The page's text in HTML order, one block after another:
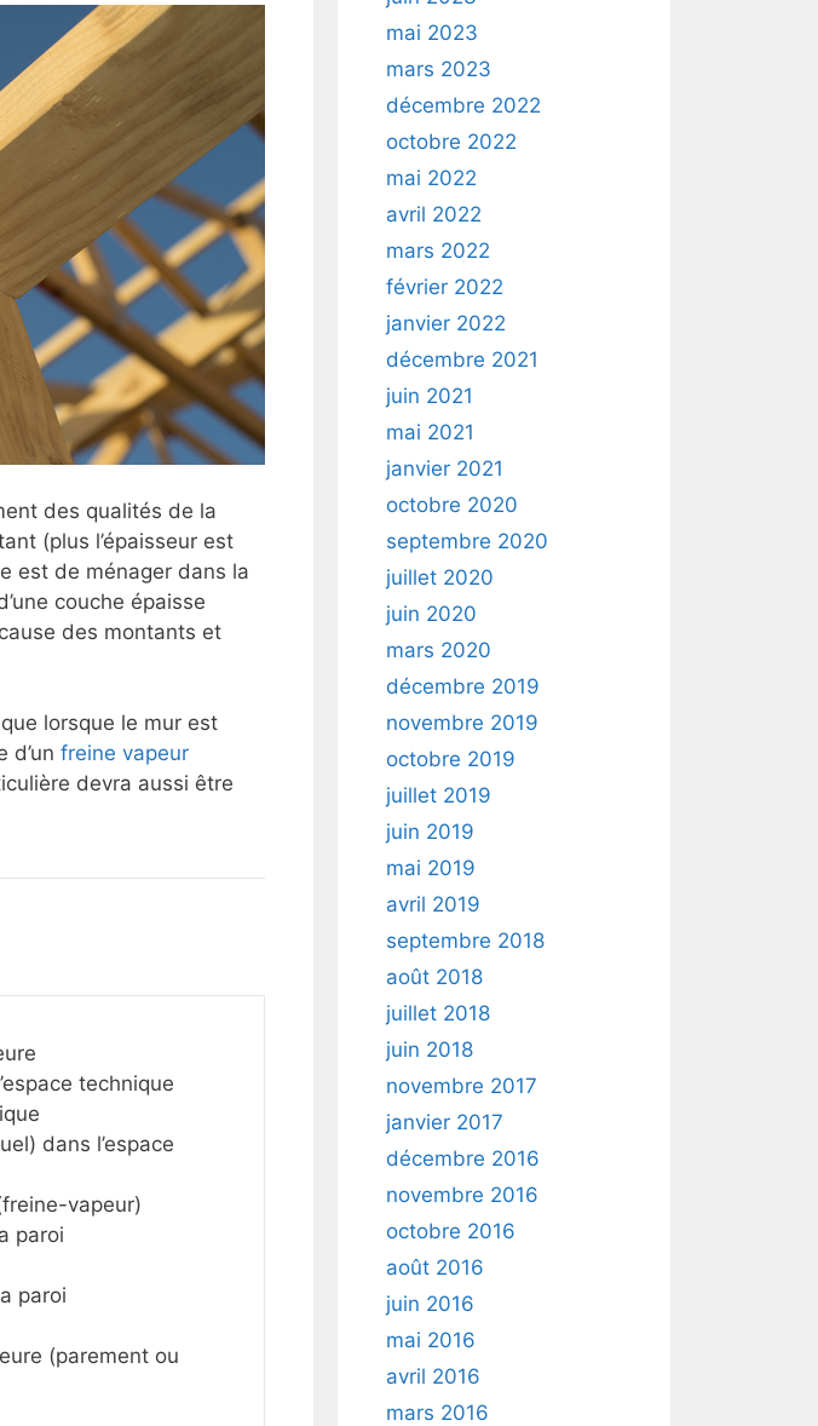
des qualités de la
(plus l’épaisseur est
est de ménager dans la
couche épaisse
des montants et
lorsque le mur est
d’un freine vapeur
devra aussi être
technique
dans l’espace
vapeur)
paroi
paroi
(parement ou
mai 2023
mars 2023
décembre 2022
octobre 2022
mai 2022
avril 2022
mars 2022
février 2022
janvier 2022
décembre 2021
juin 2021
mai 2021
janvier 2021
octobre 2020
septembre 2020
juillet 2020
juin 2020
mars 2020
décembre 2019
novembre 2019
octobre 2019
juillet 2019
juin 2019
mai 2019
avril 2019
septembre 2018
août 2018
juillet 2018
juin 2018
novembre 2017
janvier 2017
décembre 2016
novembre 2016
octobre 2016
août 2016
juin 2016
mai 2016
avril 2016
mars 2016